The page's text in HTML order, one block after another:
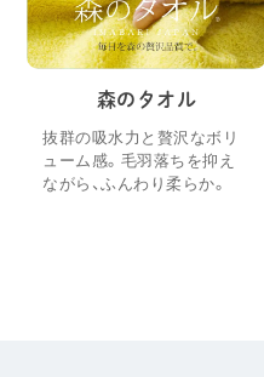
森のタオル
抜群の吸水力と贅沢なボリ
ューム感。毛羽落ちを抑え
ながら、ふんわり柔らか。